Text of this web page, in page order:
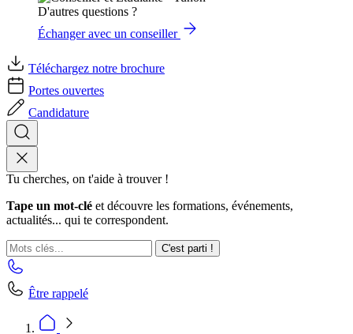
D'autres questions ?
Échanger avec un conseiller
Téléchargez notre brochure
Portes ouvertes
Candidature
Tu cherches, on t'aide à trouver !
Tape un mot-clé et découvre les formations, événements,
actualités... qui te correspondent.
C'est parti !
Être rappelé